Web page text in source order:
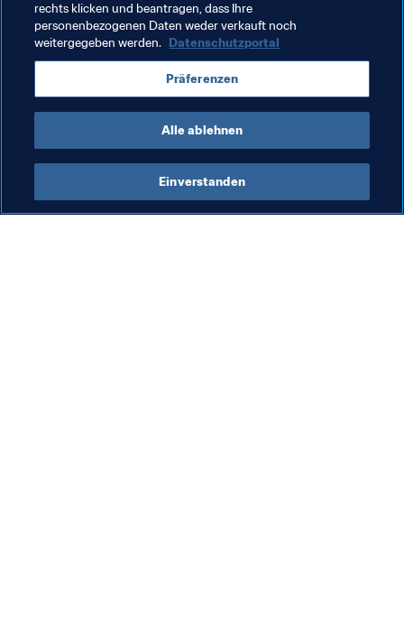
Verwandte Themen
Netherlands
rechts klicken und beantragen, dass Ihre
personenbezogenen Daten weder verkauft noch
weitergegeben werden. Datenschutzportal
Präferenzen
Alle ablehnen
Einverstanden